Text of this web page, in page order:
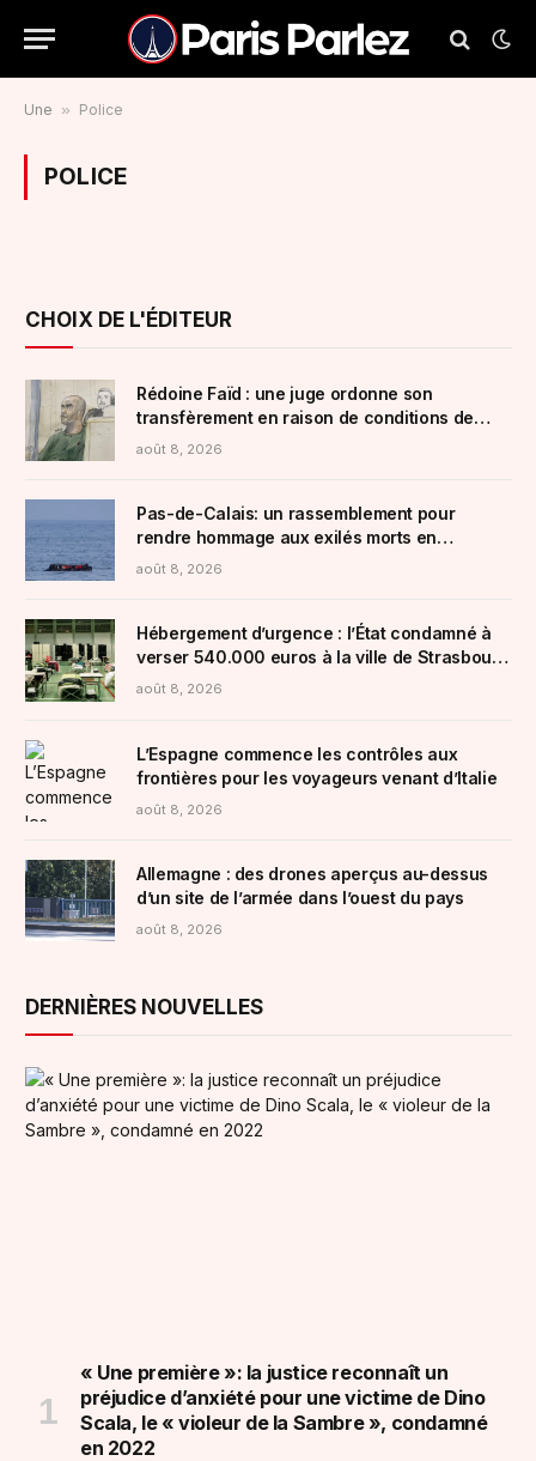
Une » Police
POLICE
CHOIX DE L'ÉDITEUR
Rédoine Faïd : une juge ordonne son
transfèrement en raison de conditions de
détention « indignes », le parquet fait appel
août 8, 2026
Pas-de-Calais: un rassemblement pour
rendre hommage aux exilés morts en
traversant la Manche et pour demander plus
août 8, 2026
Hébergement d’urgence : l’État condamné à
verser 540.000 euros à la ville de Strasbourg
pour « carence »
août 8, 2026
L’Espagne commence les contrôles aux
frontières pour les voyageurs venant d’Italie
août 8, 2026
Allemagne : des drones aperçus au-dessus
d’un site de l’armée dans l’ouest du pays
août 8, 2026
DERNIÈRES NOUVELLES
« Une première »: la justice reconnaît un
préjudice d’anxiété pour une victime de Dino
Scala, le « violeur de la Sambre », condamné
en 2022